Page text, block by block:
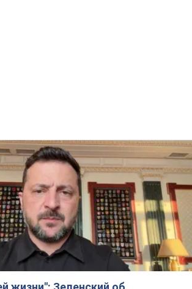
жизни": Зеленский об
системе FREYJA,
России и поддержке аграриев.
присоединяются к совместному
88,9 т.
учителям повысят